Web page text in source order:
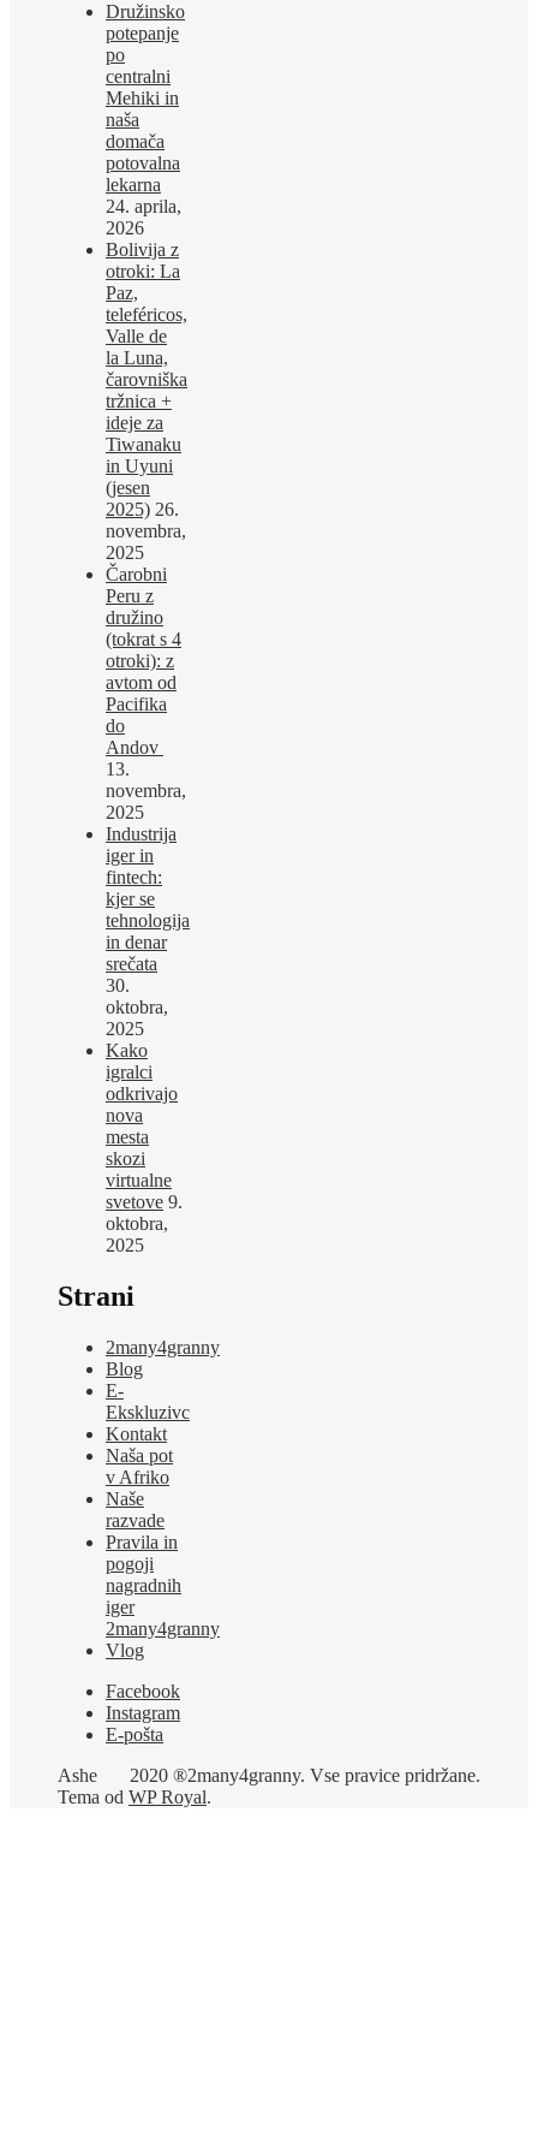
Družinsko
potepanje
po
centralni
Mehiki in
naša
domača
potovalna
lekarna
24. aprila,
2026
Bolivija z
otroki: La
Paz,
teleféricos,
Valle de
la Luna,
čarovniška
tržnica +
ideje za
Tiwanaku
in Uyuni
(jesen
2025) 26.
novembra,
2025
Čarobni
Peru z
družino
(tokrat s 4
otroki): z
avtom od
Pacifika
do
Andov
13.
novembra,
2025
Industrija
iger in
fintech:
kjer se
tehnologija
in denar
srečata
30.
oktobra,
2025
Kako
igralci
odkrivajo
nova
mesta
skozi
virtualne
svetove 9.
oktobra,
2025
Strani
2many4granny
Blog
E-
Ekskluzivc
Kontakt
Naša pot
v Afriko
Naše
razvade
Pravila in
pogoji
nagradnih
iger
2many4granny
Vlog
Facebook
Instagram
E-pošta
2020 ®2many4granny. Vse pravice pridržane.
Ashe
Tema od WP Royal.